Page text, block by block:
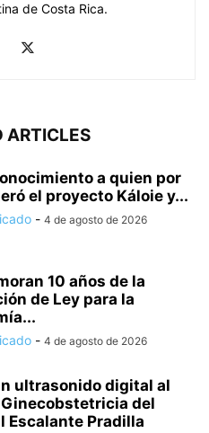
de Costa Rica.
ARTICLES
a quien por
el proyecto Káloie y...
- 4 de agosto de 2026
10 años de la
de Ley para la
- 4 de agosto de 2026
ultrasonido digital al
Ginecobstetricia del
Escalante Pradilla